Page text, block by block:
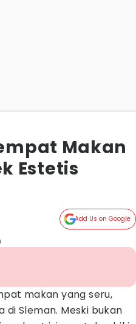
Makan
Estetis
Add Us on Google
makan yang seru,
Sleman. Meski bukan